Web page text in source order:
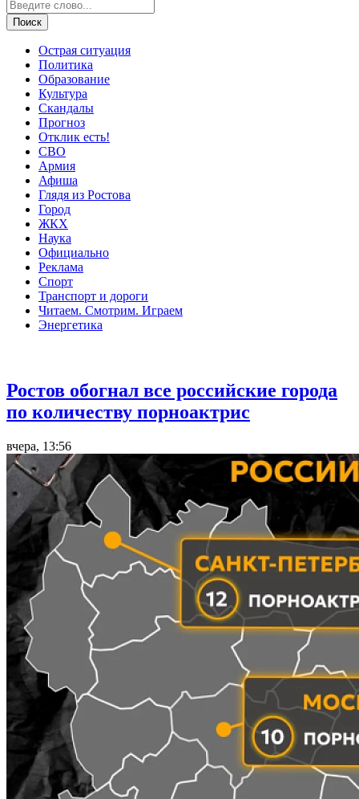
Острая ситуация
Политика
Образование
Культура
Скандалы
Прогноз
Отклик есть!
СВО
Армия
Афиша
Глядя из Ростова
Город
ЖКХ
Наука
Официально
Реклама
Спорт
Транспорт и дороги
Читаем. Смотрим. Играем
Энергетика
Ростов обогнал все российские города
по количеству порноактрис
вчера, 13:56